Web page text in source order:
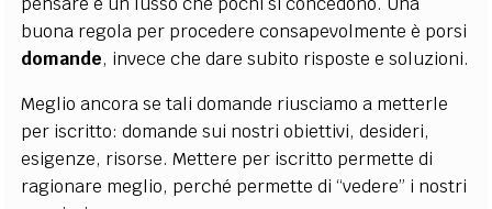
buona regola per procedere consapevolmente è porsi
domande, invece che dare subito risposte e soluzioni.
Meglio ancora se tali domande riusciamo a metterle
per iscritto: domande sui nostri obiettivi, desideri,
esigenze, risorse. Mettere per iscritto permette di
ragionare meglio, perché permette di “vedere” i nostri